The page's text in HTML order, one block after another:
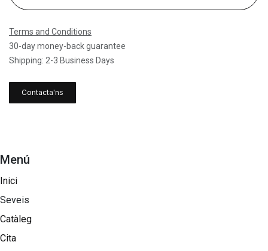
Terms and Conditions
30-day money-back guarantee
Shipping: 2-3 Business Days
Contacta'ns
Menú
Inici
Seveis
Catàleg
Cita